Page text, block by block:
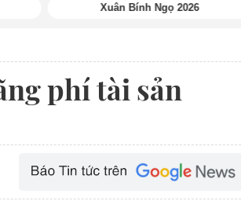
phí tài sản